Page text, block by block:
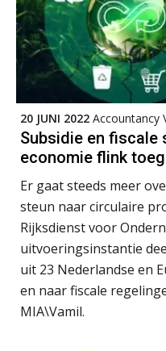
20 JUNI 2022 Accountancy
Subsidie en fiscale
economie flink
Er gaat steeds meer
steun naar circulaire
Rijksdienst voor
uitvoeringsinstantie
uit 23 Nederlandse en
en naar fiscale
MIA\Vamil.
Senior assistent
Scab